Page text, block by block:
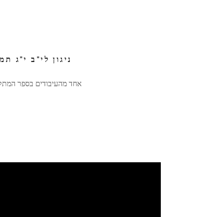
ניגון לי"ב י"ג
אחד מהעיבודים בספר